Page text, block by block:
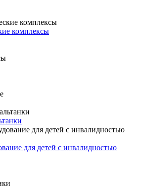
комплексы
для детей с инвалидностью